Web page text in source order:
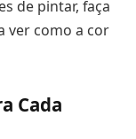
de pintar, faça
ver como a cor
Cada